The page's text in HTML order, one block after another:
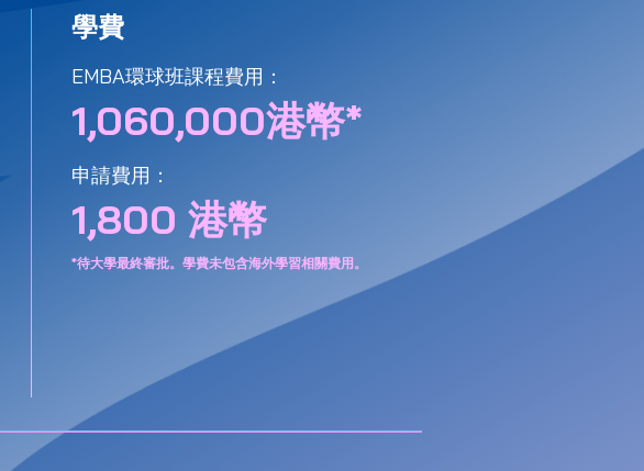
學費
EMBA環球班課程費用：
1,060,000港幣*
申請費用：
1,800 港幣
*待大學最終審批。學費未包含海外學習相關費用。